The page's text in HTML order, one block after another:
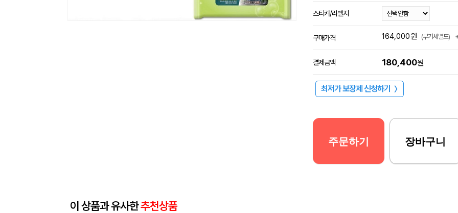
스티커/라벨지
구매가격 164,000원 (부가세별도)
결제금액 180,400원
최저가 보장제 신청하기 〉
주문하기 장바구니
이 상품과 유사한추천상품